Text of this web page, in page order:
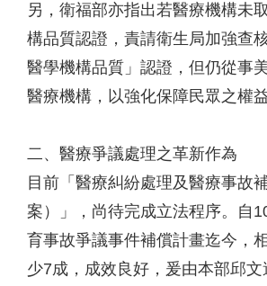
另，衛福部亦指出若醫療機構未
構品質認證，責請衛生局加強查
醫學機構品質」認證，但仍從事
醫療機構，以強化保障民眾之權益
二、醫療爭議處理之革新作為
目前「醫療糾紛處理及醫療事故
案）」，尚待完成立法程序。自
育事故爭議事件補償計畫迄今，
少7成，成效良好，爰由本部邱